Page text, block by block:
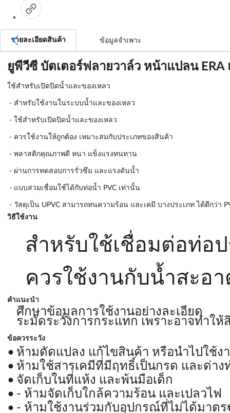
รายละเอียดสินค้า ข้อมูลจำเพาะ
ยูพีวีซี บัตเตอร์ฟลายวาล์ว หน้าแปลน ERA
ใช้สำหรับเปิดปิดน้ำและของเหลว
- สำหรับใช้งานในระบบน้ำและของเหลว
- ใช้สำหรับเปิดปิดน้ำและของเหลว
- ควรใช้งานให้ถูกต้อง เหมาะสมกับประเภทของสินค้า
- พลาสติกคุณภาพดี หนา แข็งแรงทนทาน
- ผ่านการทดสอบการรั่วซึม และแรงดันน้ำ
- แบบสวมเชื่อมใช้ได้กับท่อน้ำ PVC เท่านั้น
- วัสดุเป็น UPVC สามารถทนความร้อน และเคมี บางประเภท ได้ดีกว่า
วิธีใช้งาน
สำหรับใช้เชื่อมต่อท่อ
ควรใช้งานกับน้ำสะอ
คำแนะนำ
ศึกษาข้อมูลการใช้งานอย่างละเอียด
ระมัดระวังการกระแทก เพราะอาจทำให้
ข้อควรระวัง
ห้ามดัดแปลง แก้ไขสินค้า หรือนำไปใช้ง
ห้ามใช้สารเคมีที่มีฤทธิ์เป็นกรด และด่าง
จัดเก็บในที่แห้ง และพ้นมือเด็ก
- ห้ามจัดเก็บใกล้ความร้อน และเปลวไฟ
- ห้ามใช้งานร่วมกับอุปกรณ์ที่ไม่ได้มาตร